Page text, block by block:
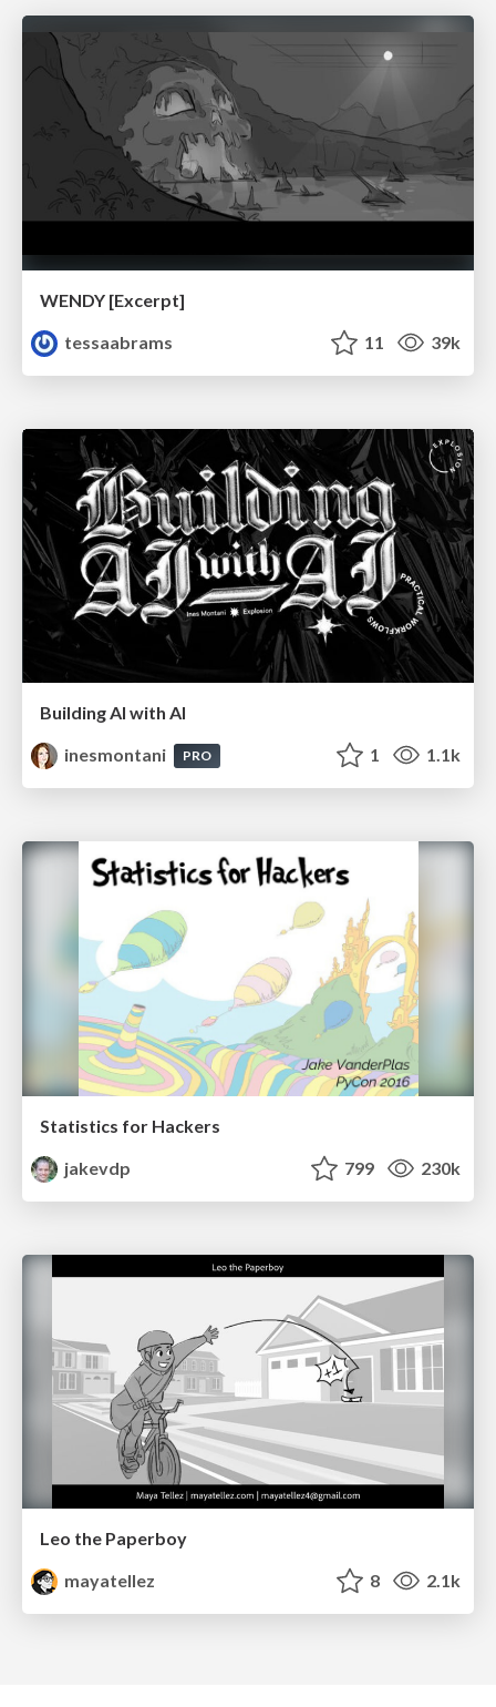
WENDY [Excerpt]
tessaabrams
11 39k
Building AI with AI
inesmontani
PRO 1 1.1k
Statistics for Hackers
jakevdp
799 230k
Leo the Paperboy
mayatellez
8 2.1k